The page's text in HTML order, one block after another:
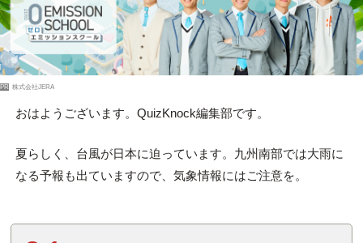
PR 株式会社JERA
おはようございます。QuizKnock編集部です。
夏らしく、台風が日本に迫っています。九州南部では大雨に
なる予報も出ていますので、気象情報にはご注意を。